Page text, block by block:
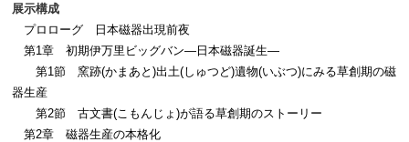
展示構成
プロローグ 日本磁器出現前夜
第1章 初期伊万里ビッグバン―日本磁器誕生―
第1節 窯跡(かまあと)出土(しゅつど)遺物(いぶつ)にみる草創期の磁
器生産
第2節 古文書(こもんじょ)が語る草創期のストーリー
第2章 磁器生産の本格化